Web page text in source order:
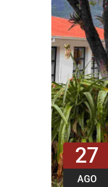
27
AGO